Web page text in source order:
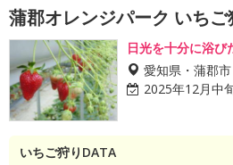
蒲郡オレンジパーク いちご
日光を十分に浴び
愛知県・蒲郡市
2025年12月中
いちご狩りDATA